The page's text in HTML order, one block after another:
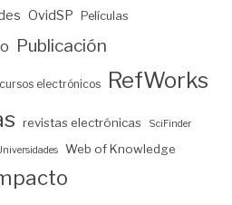
OvidSP Películas
Publicación
electrónicos RefWorks
revistas electrónicas SciFinder
Web of Knowledge